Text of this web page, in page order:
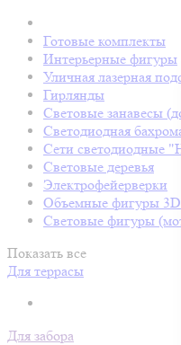
Готовые комплекты
Интерьерные фигуры
Уличная лазерная
Гирлянды
Световые занавесы
Светодиодная
Сети светодиодные
Световые деревья
Электрофейерверки
Объемные фигуры 3D
Световые фигуры
Показать все
Для террасы
Для забора